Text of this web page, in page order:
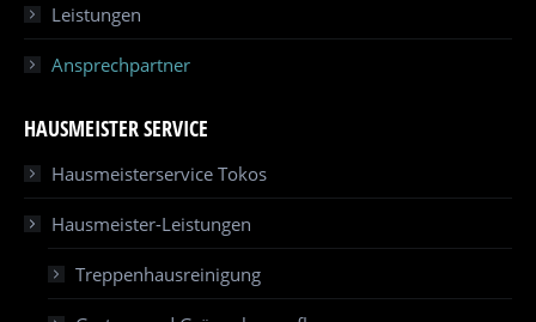
Leistungen
Ansprechpartner
HAUSMEISTER SERVICE
Hausmeisterservice Tokos
Hausmeister-Leistungen
Treppenhausreinigung